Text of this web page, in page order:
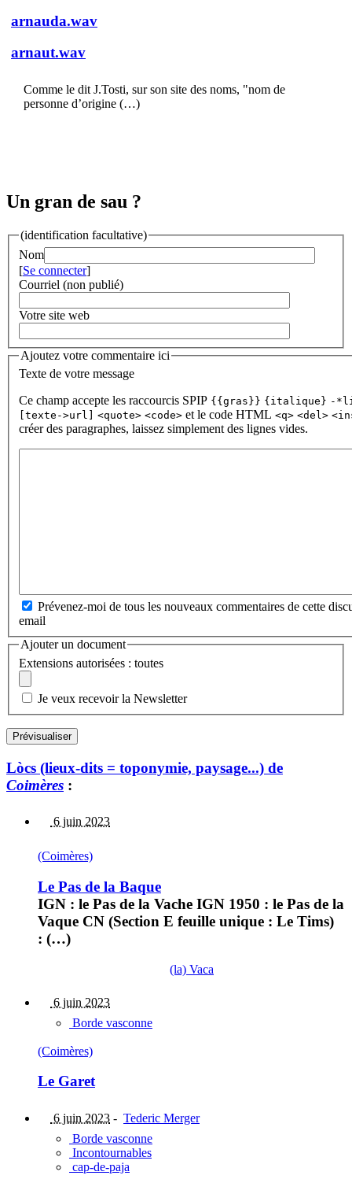
arnauda.wav
arnaut.wav
Comme le dit J.Tosti, sur son site des noms, "nom de
personne d’origine (…)
Un gran de sau ?
(identification facultative)
Nom
[Se connecter]
Courriel (non publié)
Votre site web
Ajoutez votre commentaire ici
Texte de votre message
Ce champ accepte les raccourcis SPIP {{gras}} {italique} -
[texte->url]
<quote> <code> et le code HTML <q> <del>
créer des paragraphes, laissez simplement des lignes vides.
Prévenez-moi de tous les nouveaux commentaires de cette
email
Ajouter un document
Extensions autorisées : toutes
Je veux recevoir la Newsletter
Lòcs (lieux-dits = toponymie, paysage...) de
Coimères :
6 juin 2023
(Coimères)
Le Pas de la Baque
IGN : le Pas de la Vache IGN 1950 : le Pas de la
Vaque CN (Section E feuille unique : Le Tims)
: (…)
(la) Vaca
6 juin 2023
Borde vasconne
(Coimères)
Le Garet
6 juin 2023 - Tederic Merger
Borde vasconne
Incontournables
cap-de-paja